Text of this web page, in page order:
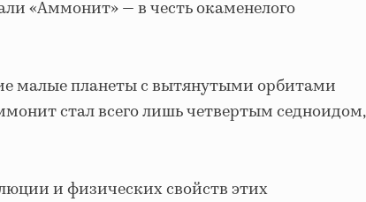
«Аммонит» — в честь окаменелого
малые планеты с вытянутыми орбитами
стал всего лишь четвертым седноидом,
и физических свойств этих